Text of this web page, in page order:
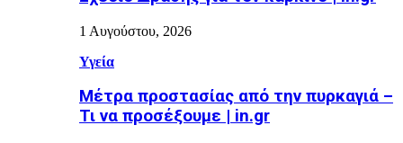
1 Αυγούστου, 2026
Υγεία
Μέτρα προστασίας από την πυρκαγιά –
Τι να προσέξουμε | in.gr